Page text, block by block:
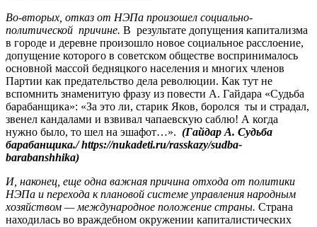
Во-вторых, отказ от НЭПа произошел социально-
политической причине. В результате допущения капитализма
в городе и деревне произошло новое социальное расслоение,
допущение которого в советском обществе воспринималось
основной массой бедняцкого населения и многих членов
Партии как предательство дела революции. Как тут не
вспомнить знаменитую фразу из повести А. Гайдара «Судьба
барабанщика»: «За это ли, старик Яков, боролся ты и страдал,
звенел кандалами и взвивал чапаевскую саблю! А когда
нужно было, то шел на эшафот…». (Гайдар А. Судьба
барабанщика./ https://nukadeti.ru/rasskazy/sudba-
barabanshhika)
И, наконец, еще одна важная причина отхода от политики
НЭПа и перехода к плановой системе управления народным
хозяйством — международное положение страны. Страна
находилась во враждебном окружении капиталистических